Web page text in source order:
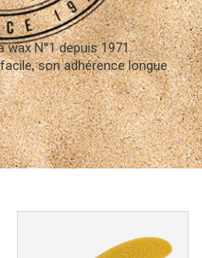
wax N°1 depuis 1971.
son adhérence longue